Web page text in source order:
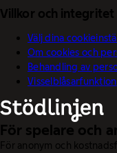
Villkor och integritet
Välj dina
Om cookies och
Behandling av
Visselblåsarfunktion
För spelare och
För anonym och